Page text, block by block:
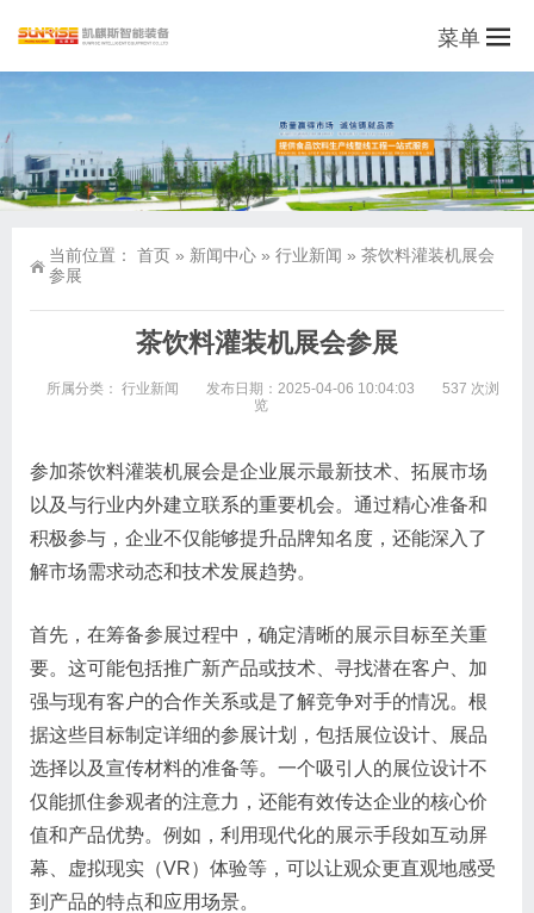
菜单
当前位置： 首页 » 新闻中心 » 行业新闻 » 茶饮料灌装机展会
参展
茶饮料灌装机展会参展
所属分类： 行业新闻 发布日期：2025-04-06 10:04:03
537 次浏
览
参加茶饮料灌装机展会是企业展示最新技术、拓展市场
以及与行业内外建立联系的重要机会。通过精心准备和
积极参与，企业不仅能够提升品牌知名度，还能深入了
解市场需求动态和技术发展趋势。
首先，在筹备参展过程中，确定清晰的展示目标至关重
要。这可能包括推广新产品或技术、寻找潜在客户、加
强与现有客户的合作关系或是了解竞争对手的情况。根
据这些目标制定详细的参展计划，包括展位设计、展品
选择以及宣传材料的准备等。一个吸引人的展位设计不
仅能抓住参观者的注意力，还能有效传达企业的核心价
值和产品优势。例如，利用现代化的展示手段如互动屏
幕、虚拟现实（VR）体验等，可以让观众更直观地感受
到产品的特点和应用场景。